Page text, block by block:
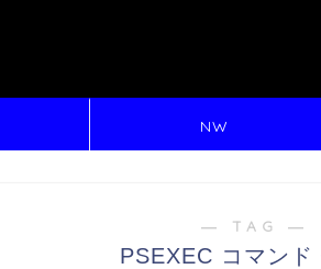
NW
― TAG ―
PSEXEC コマンド